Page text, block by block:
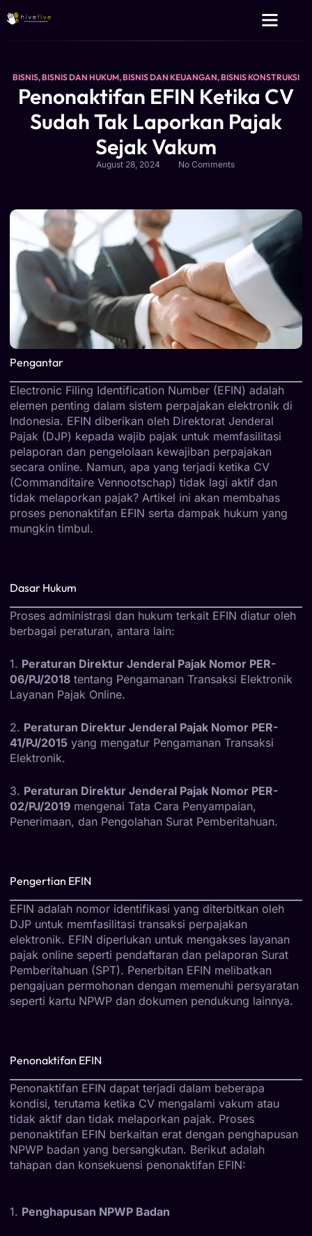
BISNIS,BISNIS DAN HUKUM,BISNIS DAN KEUANGAN,BISNIS KONSTRUKSI
Penonaktifan EFIN Ketika CV
Sudah Tak Laporkan Pajak
Sejak Vakum
August 28, 2024 No Comments
Pengantar
Electronic Filing Identification Number (EFIN) adalah
elemen penting dalam sistem perpajakan elektronik di
Indonesia. EFIN diberikan oleh Direktorat Jenderal
Pajak (DJP) kepada wajib pajak untuk memfasilitasi
pelaporan dan pengelolaan kewajiban perpajakan
secara online. Namun, apa yang terjadi ketika CV
(Commanditaire Vennootschap) tidak lagi aktif dan
tidak melaporkan pajak? Artikel ini akan membahas
proses penonaktifan EFIN serta dampak hukum yang
mungkin timbul.
Dasar Hukum
Proses administrasi dan hukum terkait EFIN diatur oleh
berbagai peraturan, antara lain:
1. Peraturan Direktur Jenderal Pajak Nomor PER-
06/PJ/2018 tentang Pengamanan Transaksi Elektronik
Layanan Pajak Online.
2. Peraturan Direktur Jenderal Pajak Nomor PER-
41/PJ/2015 yang mengatur Pengamanan Transaksi
Elektronik.
3. Peraturan Direktur Jenderal Pajak Nomor PER-
02/PJ/2019 mengenai Tata Cara Penyampaian,
Penerimaan, dan Pengolahan Surat Pemberitahuan.
Pengertian EFIN
EFIN adalah nomor identifikasi yang diterbitkan oleh
DJP untuk memfasilitasi transaksi perpajakan
elektronik. EFIN diperlukan untuk mengakses layanan
pajak online seperti pendaftaran dan pelaporan Surat
Pemberitahuan (SPT). Penerbitan EFIN melibatkan
pengajuan permohonan dengan memenuhi persyaratan
seperti kartu NPWP dan dokumen pendukung lainnya.
Penonaktifan EFIN
Penonaktifan EFIN dapat terjadi dalam beberapa
kondisi, terutama ketika CV mengalami vakum atau
tidak aktif dan tidak melaporkan pajak. Proses
penonaktifan EFIN berkaitan erat dengan penghapusan
NPWP badan yang bersangkutan. Berikut adalah
tahapan dan konsekuensi penonaktifan EFIN:
1. Penghapusan NPWP Badan